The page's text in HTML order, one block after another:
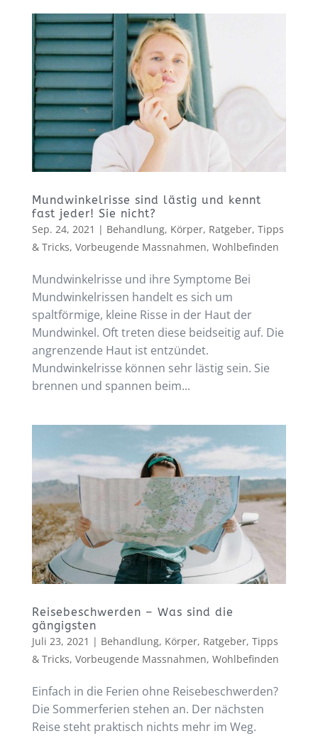
Mundwinkelrisse sind lästig und kennt
fast jeder! Sie nicht?
Sep. 24, 2021 | Behandlung, Körper, Ratgeber, Tipps
& Tricks, Vorbeugende Massnahmen, Wohlbefinden
Mundwinkelrisse und ihre Symptome Bei
Mundwinkelrissen handelt es sich um
spaltförmige, kleine Risse in der Haut der
Mundwinkel. Oft treten diese beidseitig auf. Die
angrenzende Haut ist entzündet.
Mundwinkelrisse können sehr lästig sein. Sie
brennen und spannen beim...
Reisebeschwerden – Was sind die
gängigsten
Juli 23, 2021 | Behandlung, Körper, Ratgeber, Tipps
& Tricks, Vorbeugende Massnahmen, Wohlbefinden
Einfach in die Ferien ohne Reisebeschwerden?
Die Sommerferien stehen an. Der nächsten
Reise steht praktisch nichts mehr im Weg.